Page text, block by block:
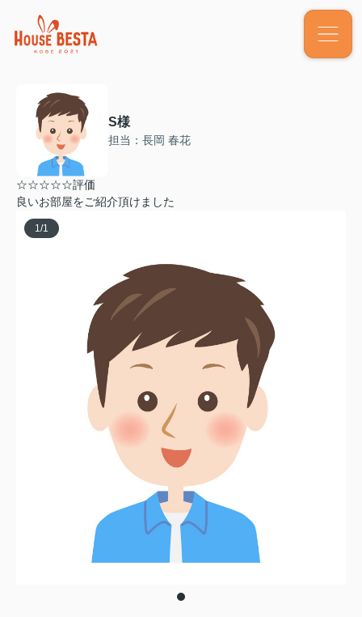
S様
担当：長岡 春花
☆☆☆☆☆評価
良いお部屋をご紹介頂けました
1 /1